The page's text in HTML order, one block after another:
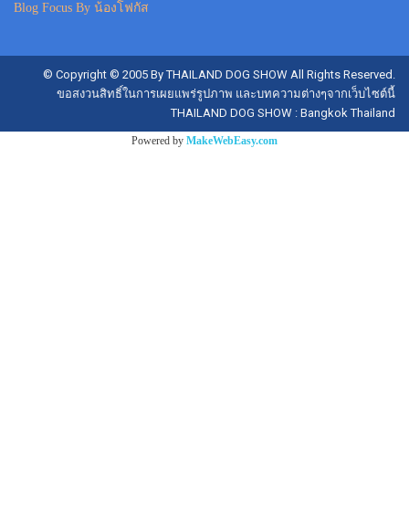
Blog Focus By น้องโฟกัส
© Copyright © 2005 By THAILAND DOG SHOW All Rights Reserved.
ขอสงวนสิทธิ์ในการเผยแพร่รูปภาพ และบทความต่างๆจากเว็บไซต์นี้
THAILAND DOG SHOW : Bangkok Thailand
Powered by MakeWebEasy.com